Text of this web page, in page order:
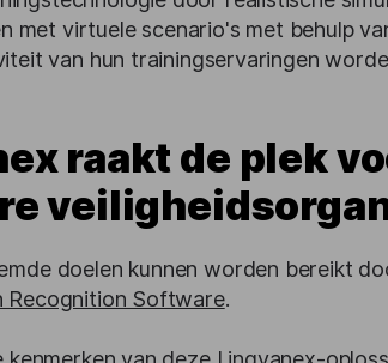
met virtuele scenario's met behulp
van hun trainingservaringen
raakt de plek
doelen kunnen worden bereikt
Recognition Software.